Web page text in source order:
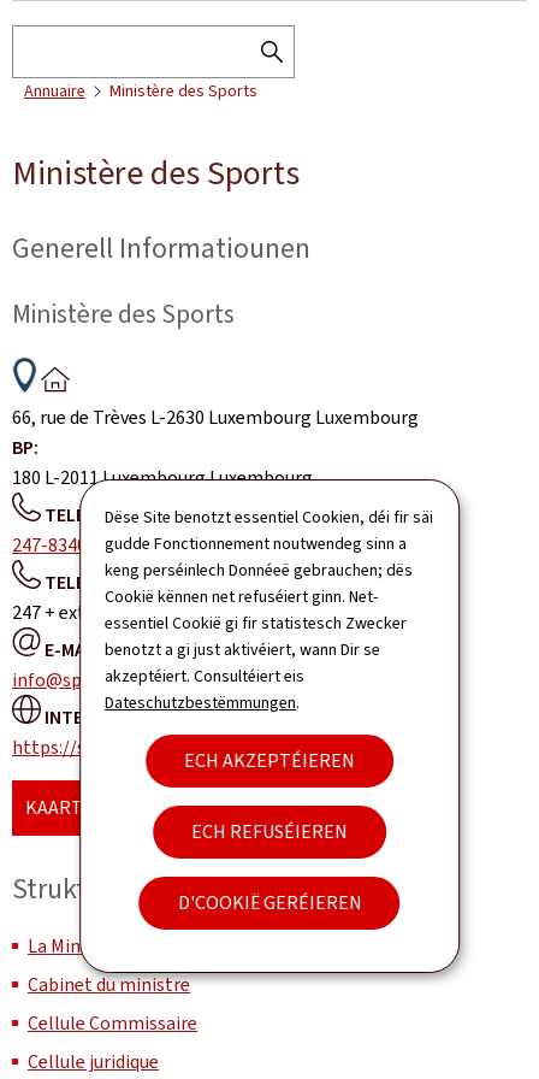
Dëse Site benotzt essentiel Cookien, déi fir säi
gudde Fonctionnement noutwendeg sinn a
keng perséinlech Donnéeë gebrauchen; dës
Cookië kënnen net refuséiert ginn. Net-
essentiel Cookië gi fir statistesch Zwecker
benotzt a gi just aktivéiert, wann Dir se
akzeptéiert. Consultéiert eis
Dateschutzbestëmmungen.
ECH AKZEPTÉIEREN
ECH REFUSÉIEREN
D'COOKIË GERÉIEREN
SEARCH
Annuaire Ministère des Sports
Ministère des Sports
Generell Informatiounen
Ministère des Sports
66, rue de Trèves L-2630 Luxembourg Luxembourg
BP:
180 L-2011LuxembourgLuxembourg
TELEFON:
247-83400
TELEFONSZENTRAL:
247 + extension
E-MAIL:
info@sport.public.lu
INTERNETSITE:
https://sports.public.lu
KAART WEISEN
Struktur an Organisatioun
La Ministre et le secrétariat ministériel
Cabinet du ministre
Cellule Commissaire
Cellule juridique